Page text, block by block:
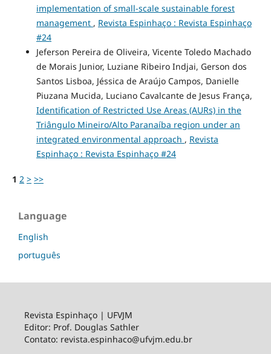
implementation of small-scale sustainable forest
management , Revista Espinhaço : Revista Espinhaço
#24
Jeferson Pereira de Oliveira, Vicente Toledo Machado
de Morais Junior, Luziane Ribeiro Indjai, Gerson dos
Santos Lisboa, Jéssica de Araújo Campos, Danielle
Piuzana Mucida, Luciano Cavalcante de Jesus França,
Identification of Restricted Use Areas (AURs) in the
Triângulo Mineiro/Alto Paranaíba region under an
integrated environmental approach , Revista
Espinhaço : Revista Espinhaço #24
1 2 > >>
Language
English
português
Revista Espinhaço | UFVJM
Editor: Prof. Douglas Sathler
Contato: revista.espinhaco@ufvjm.edu.br